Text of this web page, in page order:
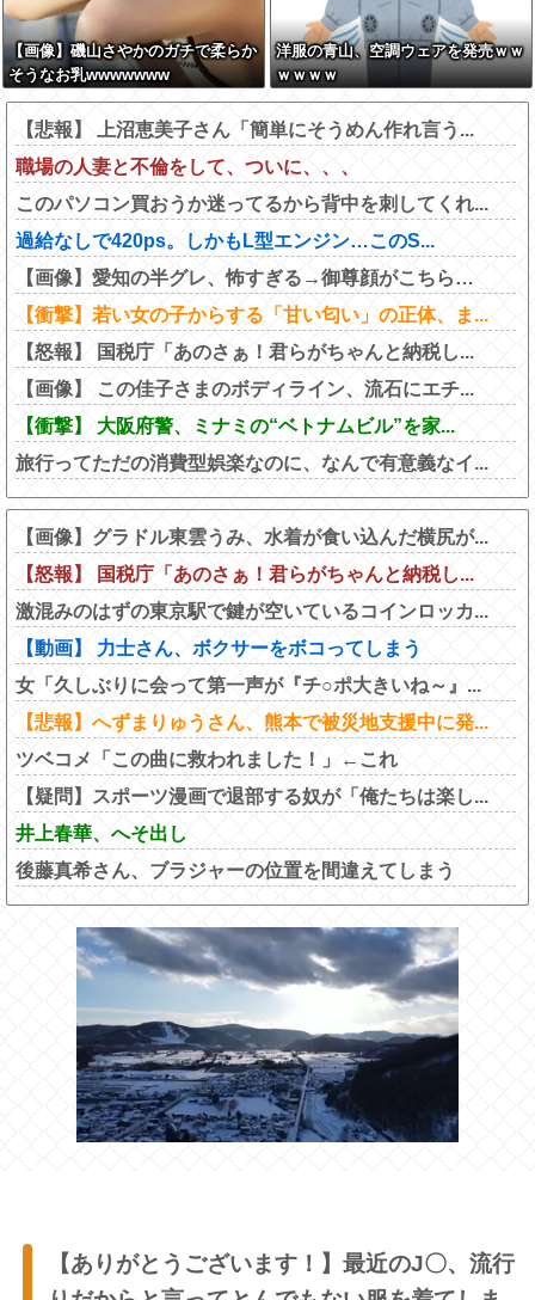
【画像】磯山さやかのガチで柔らか
そうなお乳wwwwwww
洋服の青山、空調ウェアを発売ｗｗ
ｗｗｗｗ
【悲報】 上沼恵美子さん「簡単にそうめん作れ言う...
職場の人妻と不倫をして、ついに、、、
このパソコン買おうか迷ってるから背中を刺してくれ...
過給なしで420ps。しかもL型エンジン…このS...
【画像】愛知の半グレ、怖すぎる→御尊顔がこちら…
【衝撃】若い女の子からする「甘い匂い」の正体、ま...
【怒報】 国税庁「あのさぁ！君らがちゃんと納税し...
【画像】 この佳子さまのボディライン、流石にエチ...
【衝撃】 大阪府警、ミナミの“ベトナムビル”を家...
旅行ってただの消費型娯楽なのに、なんで有意義なイ...
【画像】グラドル東雲うみ、水着が食い込んだ横尻が...
【怒報】 国税庁「あのさぁ！君らがちゃんと納税し...
激混みのはずの東京駅で鍵が空いているコインロッカ...
【動画】 力士さん、ボクサーをボコってしまう
女「久しぶりに会って第一声が『チ○ポ大きいね～』...
【悲報】へずまりゅうさん、熊本で被災地支援中に発...
ツベコメ「この曲に救われました！」←これ
【疑問】スポーツ漫画で退部する奴が「俺たちは楽し...
井上春華、へそ出し
後藤真希さん、ブラジャーの位置を間違えてしまう
【ありがとうございます！】最近のJ〇、流行